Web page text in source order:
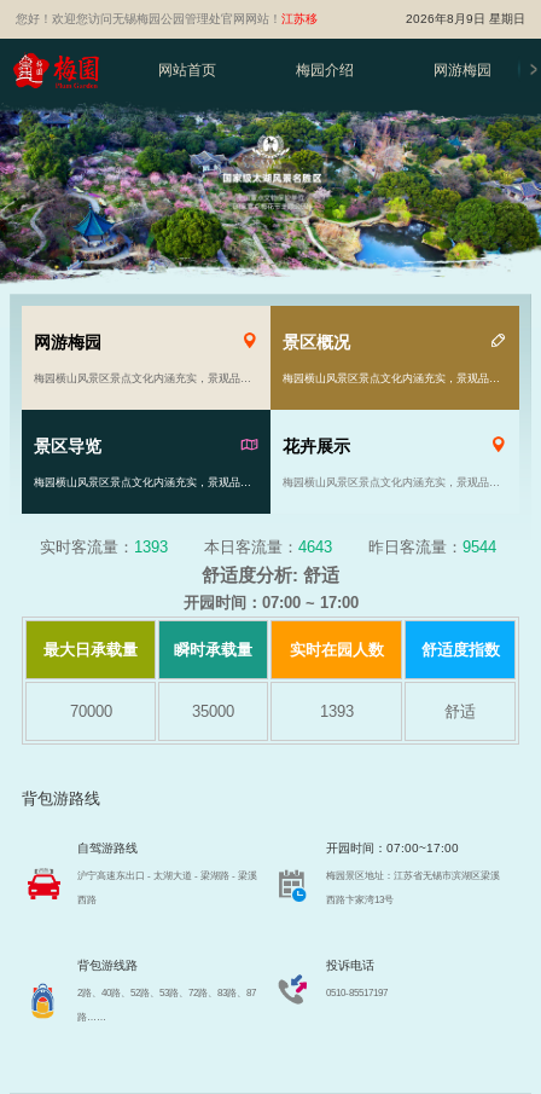
您好！欢迎您访问无锡梅园公园管理处官网网站！江苏移
动智慧旅游平台
2026年8月9日 星期日
网站首页 梅园介绍 网游梅园
网游梅园
梅园横山风景区景点文化内涵充实，景观品位高雅。风景区由原来的81亩发展到现在的千余亩……
景区概况
梅园横山风景区景点文化内涵充实，景观品位高雅。风景区由原来的81亩发展到现在的千余亩……
景区导览
梅园横山风景区景点文化内涵充实，景观品位高雅。风景区由原来的81亩发展到现在的千余亩……
花卉展示
梅园横山风景区景点文化内涵充实，景观品位高雅。风景区由原来的81亩发展到现在的千余亩……
实时客流量： 1393 本日客流量： 4643 昨日客流量： 9544
舒适度分析: 舒适
开园时间：07:00 ~ 17:00
最大日承载量 瞬时承载量 实时在园人数 舒适度指数
70000 35000 1393 舒适
背包游路线
自驾游路线
沪宁高速东出口 - 太湖大道 - 梁湖路 - 梁溪
西路
开园时间：07:00~17:00
梅园景区地址：江苏省无锡市滨湖区梁溪
西路卞家湾13号
背包游线路
2路、40路、52路、53路、72路、83路、87
路……
投诉电话
0510-85517197